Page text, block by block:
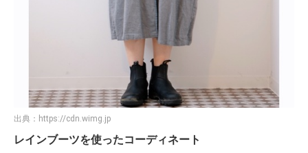
出典： https://cdn.wimg.jp
レインブーツを使ったコーディネート